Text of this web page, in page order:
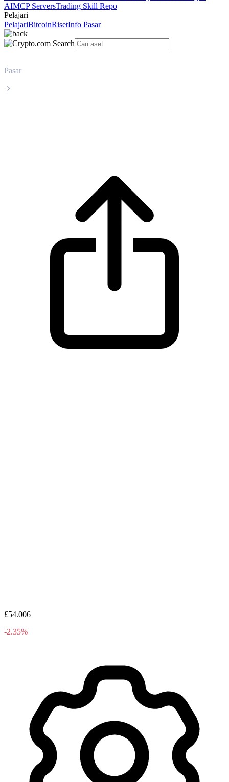
AIMCP ServersTrading Skill Repo
Pelajari
PelajariBitcoinRisetInfo Pasar
Pasar
£54.006
-2.35%